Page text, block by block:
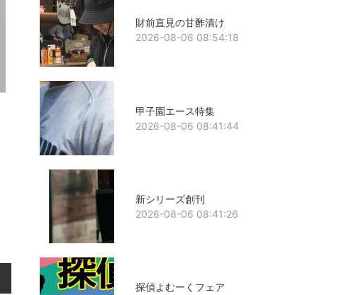
財前直見の甘酢漬け
2026-08-06 08:54:18
甲子園エース特集
2026-08-06 08:41:44
新シリーズ創刊
2026-08-06 08:41:26
探偵よむーくフェア